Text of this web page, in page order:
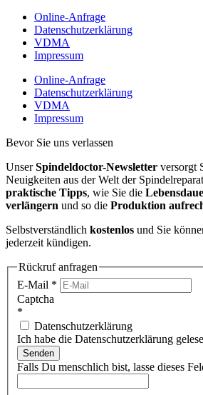
Online-Anfrage
Datenschutzerklärung
VDMA
Impressum
Online-Anfrage
Datenschutzerklärung
VDMA
Impressum
Bevor Sie uns verlassen
UnserSpindeldoctor-Newsletter versorgt
Neuigkeiten aus der Welt der
praktische Tipps, wie Sie die
verlängern und so die Produktion
Selbstverständlich kostenlos und Sie
jederzeit kündigen.
Rückruf anfragen
E-Mail *
Captcha
*
Datenschutzerklärung
Ich habe die Datenschutzerklärung
Senden
Falls Du menschlich bist, lasse dieses